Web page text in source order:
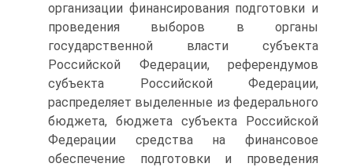
организации финансирования подготовки и
проведения выборов в органы
государственной власти субъекта
Российской Федерации, референдумов
субъекта Российской Федерации,
распределяет выделенные из федерального
бюджета, бюджета субъекта Российской
Федерации средства на финансовое
обеспечение подготовки и проведения